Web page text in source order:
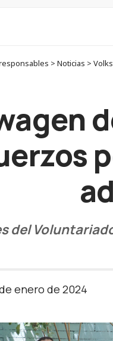
> Noticias >
del
enero de 2024